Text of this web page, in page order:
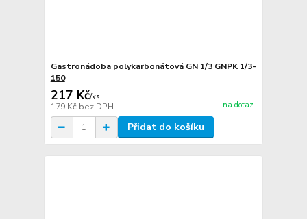
Gastronádoba polykarbonátová GN 1/3 GNPK 1/3-
150
217 Kč/ks
179 Kč bez DPH na dotaz
Přidat do košíku